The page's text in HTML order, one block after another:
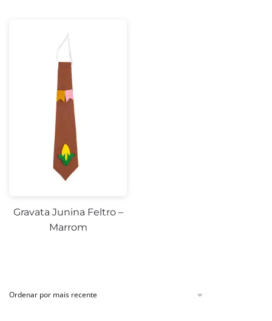
Gravata Junina Feltro –
Marrom